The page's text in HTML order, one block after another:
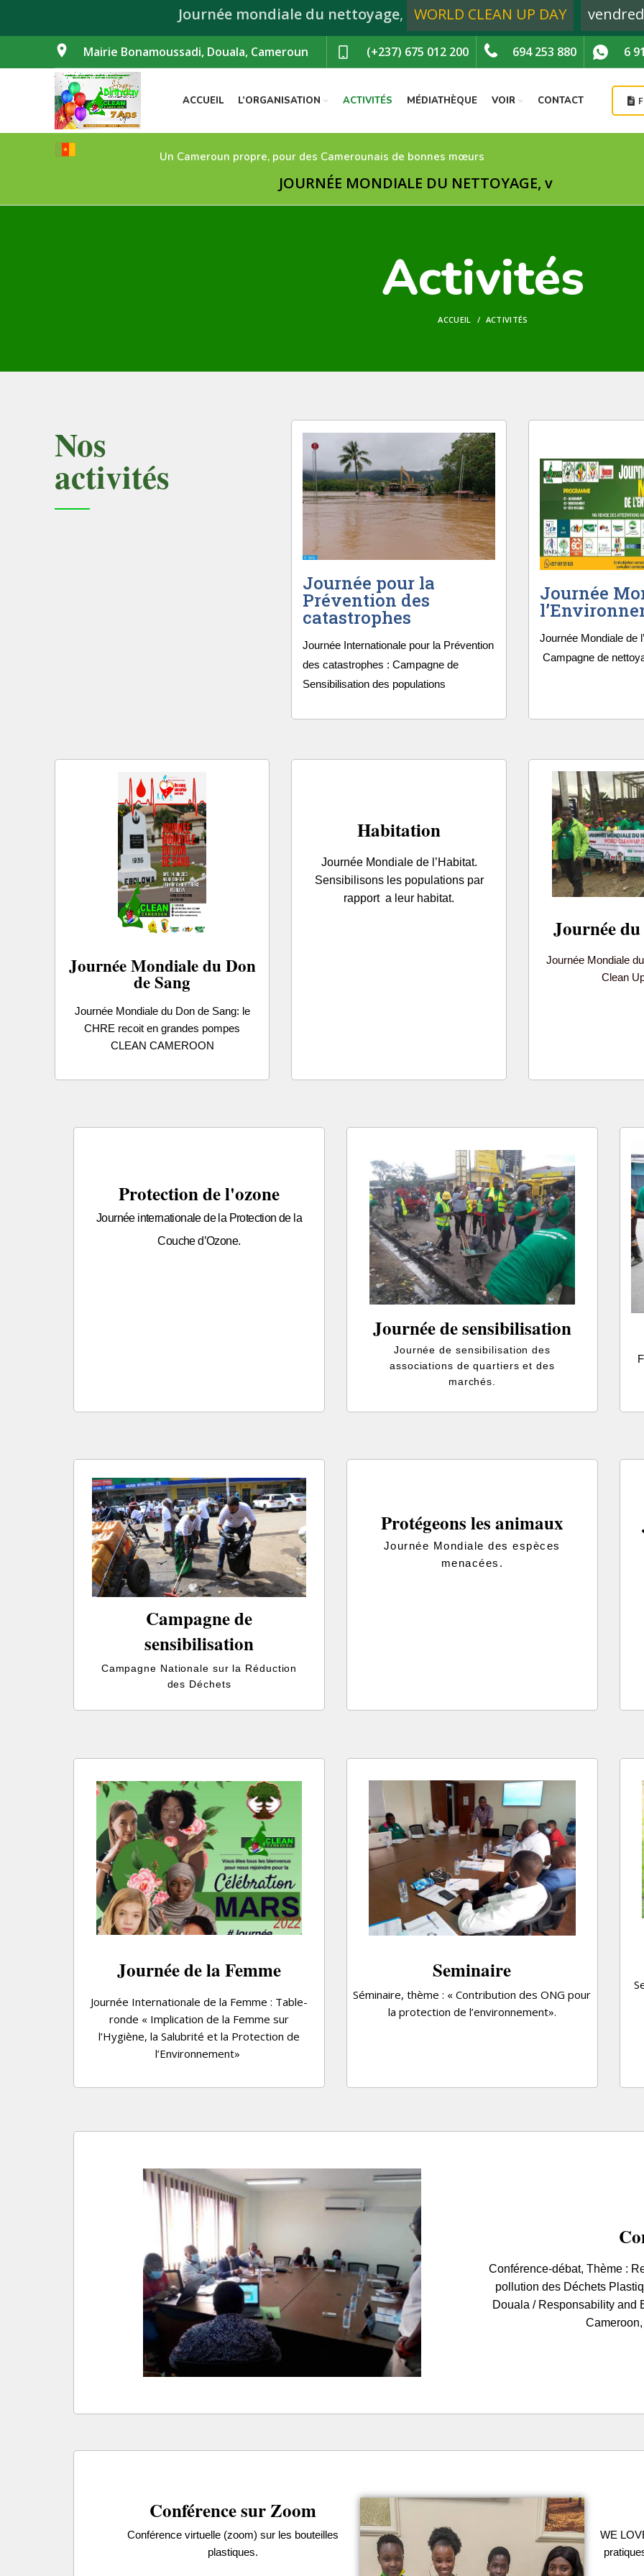
Mairie Bonamoussadi, Douala, Cameroun (+237) 675 012 200 694 253 880 6
ACCUEIL L’ORGANISATION ACTIVITÉS MÉDIATHÈQUE VOIR CONTACT
Un Cameroun propre, pour des Camerounais de bonnes mœurs
JOURNÉE MONDIALE DU NETTOYAGE, vendredi 20
Activités
ACCUEIL ACTIVITÉS
Nos
activités
Journée pour la
Prévention des
catastrophes
Journée Internationale pour la Prévention
des catastrophes : Campagne de
Sensibilisation des populations
Journée
Journée Mondiale de
Campagne de
Journée Mondiale du Don
de Sang
Journée Mondiale du Don de Sang: le
CHRE recoit en grandes pompes
CLEAN CAMEROON
Habitation
Journée Mondiale de l’Habitat.
Sensibilisons les populations par
rapport a leur habitat.
Journée
Journée Mondiale
Clean
Protection de l'ozone
Journée internationale de la Protection de la
Couche d’Ozone.
Journée de sensibilisation
Journée de sensibilisation des
associations de quartiers et des
marchés.
Campagne de
sensibilisation
Campagne Nationale sur la Réduction
des Déchets
Protégeons les animaux
Journée Mondiale des espèces
menacées.
Journée de la Femme
Journée Internationale de la Femme : Table-
ronde « Implication de la Femme sur
l’Hygiène, la Salubrité et la Protection de
l’Environnement»
Seminaire
Séminaire, thème : « Contribution des ONG pour
la protection de l’environnement».
Conférence-débat, Thème :
pollution des Déchets
Douala / Responsability and
Conférence sur Zoom
Conférence virtuelle (zoom) sur les bouteilles
plastiques.
WE
Journée mondiale du nettoyage, WORLD CLEAN UP DAY